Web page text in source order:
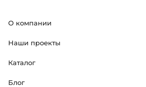
О компании
Наши проекты
Каталог
Блог